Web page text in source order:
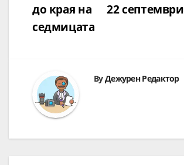
22 септември
до края на
седмицата
ByДежурен Редактор